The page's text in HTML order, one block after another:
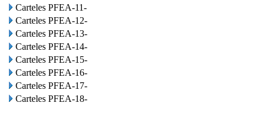
Carteles PFEA-11-
Carteles PFEA-12-
Carteles PFEA-13-
Carteles PFEA-14-
Carteles PFEA-15-
Carteles PFEA-16-
Carteles PFEA-17-
Carteles PFEA-18-